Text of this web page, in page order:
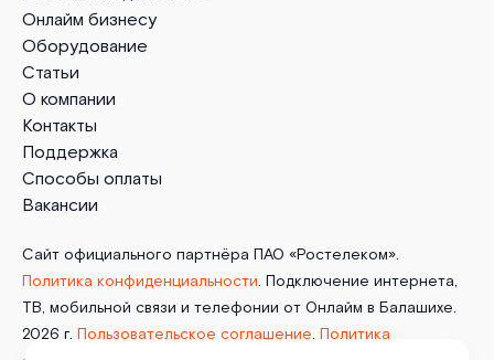
Онлайм бизнесу
Оборудование
Статьи
О компании
Контакты
Поддержка
Способы оплаты
Вакансии
Сайт официального партнёра ПАО «Ростелеком».
Политика конфиденциальности. Подключение интернета,
ТВ, мобильной связи и телефонии от Онлайм в Балашихе.
2026 г. Пользовательское соглашение. Политика